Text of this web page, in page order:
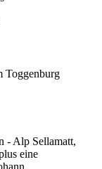
Toggenburg
- Alp Sellamatt,
eine